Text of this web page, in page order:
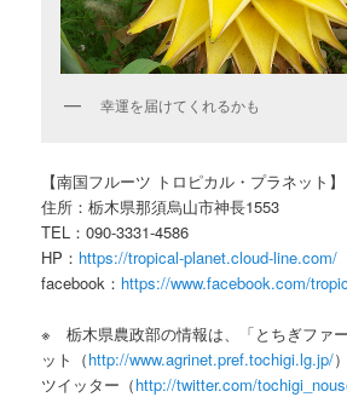
幸運を届けてくれるかも
【南国フルーツ トロピカル・プラネット】
住所：栃木県那須烏山市神長1553
TEL：090-3331-4586
HP： https://tropical-planet.cloud-line.com/
facebook： https://www.facebook.com/
※ 栃木県農政部の情報は、「とちぎファ
ット（http://www.agrinet.pref.tochigi.lg.jp/
ツイッター（http://twitter.com/